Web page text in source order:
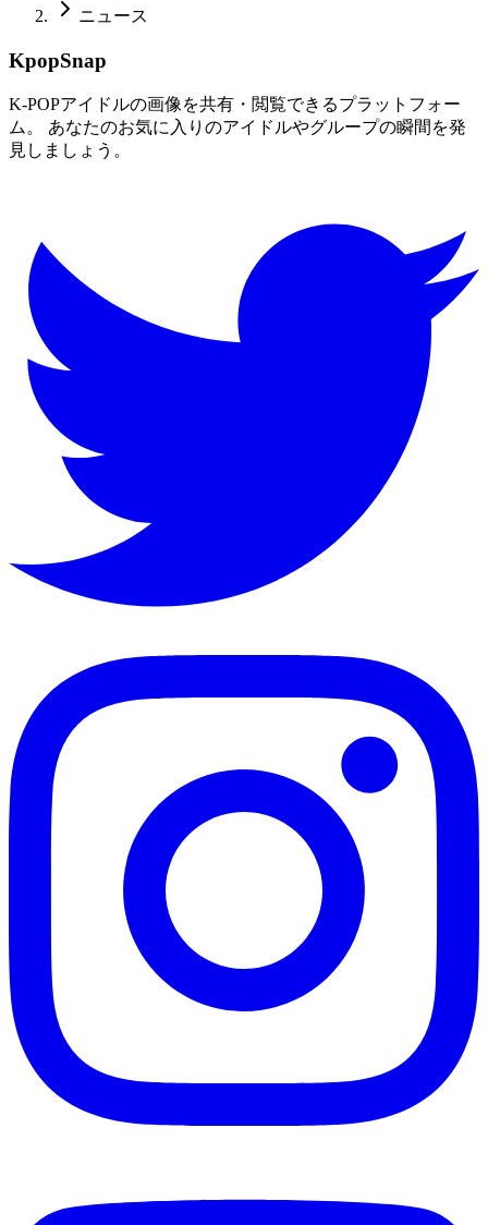
ニュース
KpopSnap
K-POPアイドルの画像を共有・閲覧できるプラットフォー
ム。 あなたのお気に入りのアイドルやグループの瞬間を発
見しましょう。